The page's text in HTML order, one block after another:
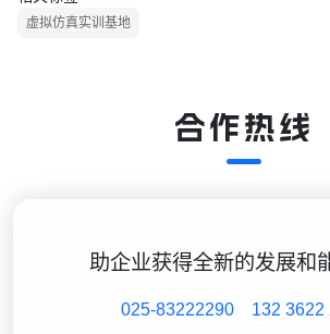
虚拟仿真实训基地
合作热线
助企业获得全新的发展和
025-83222290 132 3622